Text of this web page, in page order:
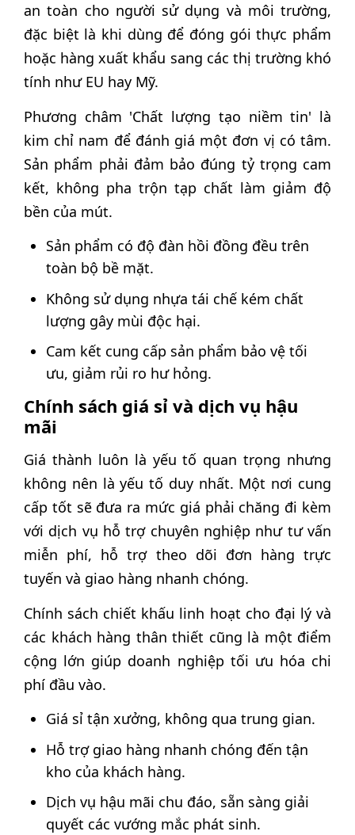
an toàn cho người sử dụng và môi trường,
đặc biệt là khi dùng để đóng gói thực phẩm
hoặc hàng xuất khẩu sang các thị trường khó
tính như EU hay Mỹ.
Phương châm 'Chất lượng tạo niềm tin' là
kim chỉ nam để đánh giá một đơn vị có tâm.
Sản phẩm phải đảm bảo đúng tỷ trọng cam
kết, không pha trộn tạp chất làm giảm độ
bền của mút.
Sản phẩm có độ đàn hồi đồng đều trên
toàn bộ bề mặt.
Không sử dụng nhựa tái chế kém chất
lượng gây mùi độc hại.
Cam kết cung cấp sản phẩm bảo vệ tối
ưu, giảm rủi ro hư hỏng.
Chính sách giá sỉ và dịch vụ hậu
mãi
Giá thành luôn là yếu tố quan trọng nhưng
không nên là yếu tố duy nhất. Một nơi cung
cấp tốt sẽ đưa ra mức giá phải chăng đi kèm
với dịch vụ hỗ trợ chuyên nghiệp như tư vấn
miễn phí, hỗ trợ theo dõi đơn hàng trực
tuyến và giao hàng nhanh chóng.
Chính sách chiết khấu linh hoạt cho đại lý và
các khách hàng thân thiết cũng là một điểm
cộng lớn giúp doanh nghiệp tối ưu hóa chi
phí đầu vào.
Giá sỉ tận xưởng, không qua trung gian.
Hỗ trợ giao hàng nhanh chóng đến tận
kho của khách hàng.
Dịch vụ hậu mãi chu đáo, sẵn sàng giải
quyết các vướng mắc phát sinh.